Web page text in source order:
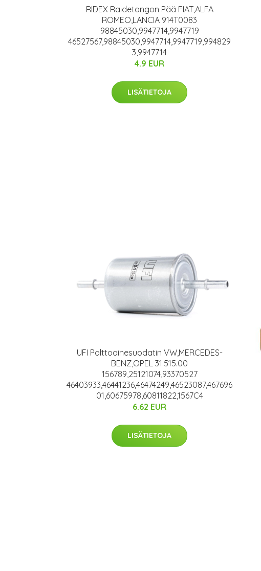
RIDEX Raidetangon Pää FIAT,ALFA
ROMEO,LANCIA 914T0083
98845030,9947714,9947719
46527567,98845030,9947714,9947719,994829
3,9947714
4.9 EUR
LISÄTIETOJA
UFI Polttoainesuodatin VW,MERCEDES-
BENZ,OPEL 31.515.00
156789,25121074,93370527
46403933,46441236,46474249,46523087,467696
01,60675978,60811822,1567C4
6.62 EUR
LISÄTIETOJA